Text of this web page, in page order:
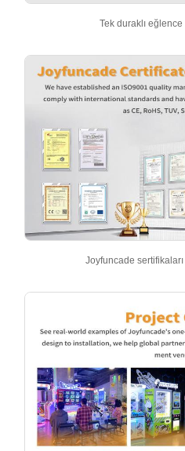
Tek duraklı
Joyfuncade